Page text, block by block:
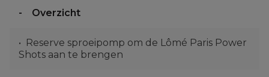
Overzicht
Reserve sproeipomp om de Lômé Paris Power
Shots aan te brengen